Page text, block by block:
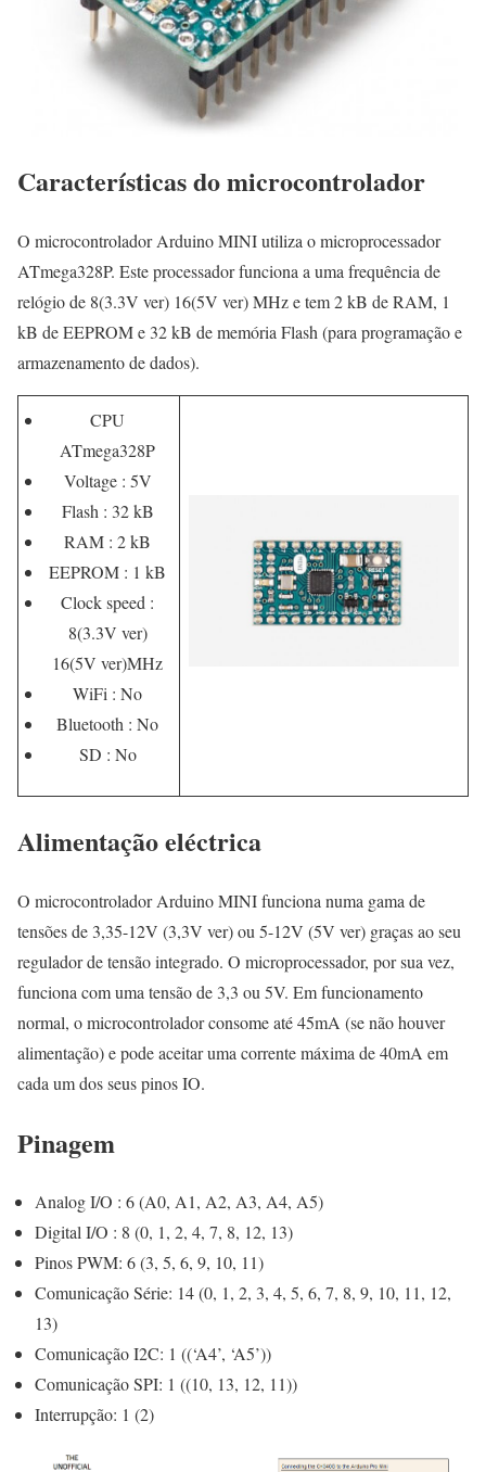
Características do microcontrolador
O microcontrolador Arduino MINI utiliza o microprocessador
ATmega328P. Este processador funciona a uma frequência de
relógio de 8(3.3V ver) 16(5V ver) MHz e tem 2 kB de RAM, 1
kB de EEPROM e 32 kB de memória Flash (para programação e
armazenamento de dados).
CPU
ATmega328P
Voltage : 5V
Flash : 32 kB
RAM : 2 kB
EEPROM : 1 kB
Clock speed :
8(3.3V ver)
16(5V ver)MHz
WiFi : No
Bluetooth : No
SD : No
Alimentação eléctrica
O microcontrolador Arduino MINI funciona numa gama de
tensões de 3,35-12V (3,3V ver) ou 5-12V (5V ver) graças ao seu
regulador de tensão integrado. O microprocessador, por sua vez,
funciona com uma tensão de 3,3 ou 5V. Em funcionamento
normal, o microcontrolador consome até 45mA (se não houver
alimentação) e pode aceitar uma corrente máxima de 40mA em
cada um dos seus pinos IO.
Pinagem
Analog I/O : 6 (A0, A1, A2, A3, A4, A5)
Digital I/O : 8 (0, 1, 2, 4, 7, 8, 12, 13)
Pinos PWM: 6 (3, 5, 6, 9, 10, 11)
Comunicação Série: 14 (0, 1, 2, 3, 4, 5, 6, 7, 8, 9, 10, 11, 12,
13)
Comunicação I2C: 1 ((‘A4’, ‘A5’))
Comunicação SPI: 1 ((10, 13, 12, 11))
Interrupção: 1 (2)